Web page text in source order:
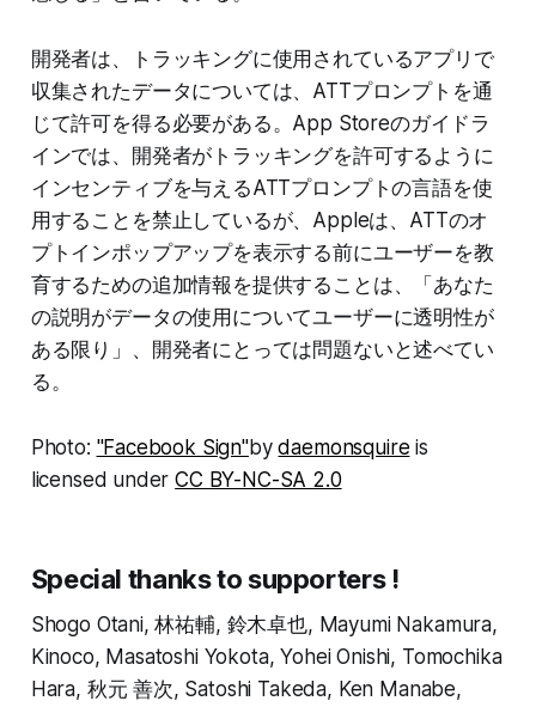
開発者は、トラッキングに使用されているアプリで
収集されたデータについては、ATTプロンプトを通
じて許可を得る必要がある。App Storeのガイドラ
インでは、開発者がトラッキングを許可するように
インセンティブを与えるATTプロンプトの言語を使
用することを禁止しているが、Appleは、ATTのオ
プトインポップアップを表示する前にユーザーを教
育するための追加情報を提供することは、「あなた
の説明がデータの使用についてユーザーに透明性が
ある限り」、開発者にとっては問題ないと述べてい
る。
Photo: "Facebook Sign"bydaemonsquire is
licensed underCC BY-NC-SA 2.0
Special thanks to supporters !
Shogo Otani, 林祐輔, 鈴木卓也, Mayumi Nakamura,
Kinoco, Masatoshi Yokota, Yohei Onishi, Tomochika
Hara, 秋元 善次, Satoshi Takeda, Ken Manabe,